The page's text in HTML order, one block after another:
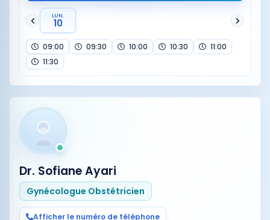
LUN.
10
09:00 09:30 10:00 10:30
11:00
11:30
Dr. Sofiane Ayari
Gynécologue Obstétricien
Afficher le numéro de téléphone